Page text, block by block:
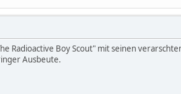
Radioactive Boy Scout" mit seinen
Ausbeute.